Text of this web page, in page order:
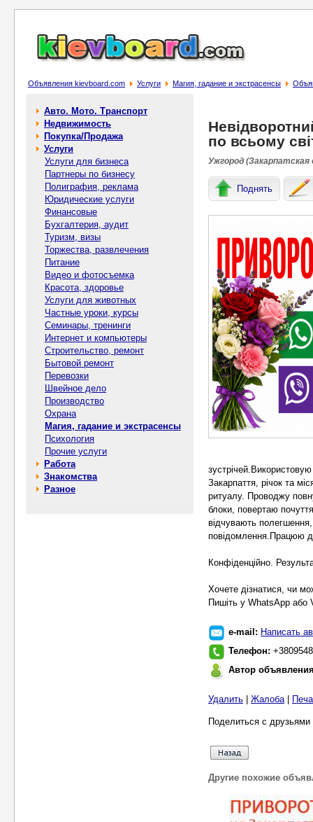
Объявления kievboard.com Услуги Магия, гадание и экстрасенсы
Авто. Мото. Транспорт
Недвижимость
Покупка/Продажа
Услуги
Услуги для бизнеса
Партнеры по бизнесу
Полиграфия, реклама
Юридические услуги
Финансовые
Бухгалтерия, аудит
Туризм, визы
Торжества, развлечения
Питание
Видео и фотосъемка
Красота, здоровье
Услуги для животных
Частные уроки, курсы
Семинары, тренинги
Интернет и компьютеры
Строительство, ремонт
Бытовой ремонт
Перевозки
Швейное дело
Производство
Охрана
Магия, гадание и экстрасенсы
Психология
Прочие услуги
Работа
Знакомства
Разное
по всьому
Ужгород (Закарпатская
Поднять
Закарпаття, річок та
ритуалу. Проводжу
блоки, повертаю
відчувають
повідомлення.Працюю
Конфіденційно.
Хочете дізнатися, чи
Пишіть у WhatsApp або
e-mail: Написать
Телефон:
Автор
Удалить Жалоба|
Поделиться с
Другие похожие